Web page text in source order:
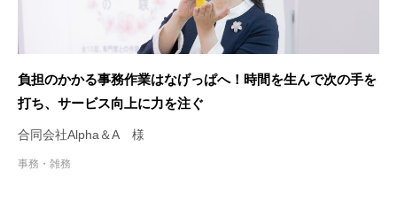
負担のかかる事務作業はなげっぱへ！時間を生んで次の手を
打ち、サービス向上に力を注ぐ
合同会社Alpha＆A 様
事務・雑務